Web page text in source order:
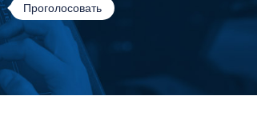
Проголосовать